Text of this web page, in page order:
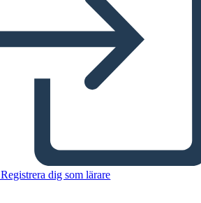
Registrera dig som lärare